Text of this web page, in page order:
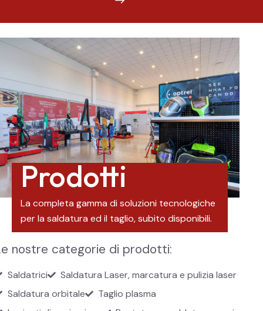
Prodotti
La completa gamma di soluzioni tecnologiche
per la saldatura ed il taglio, subito disponibili.
nostre categorie di prodotti:
Saldatrici
Saldatura Laser, marcatura e pulizia laser
Saldatura orbitale
Taglio plasma